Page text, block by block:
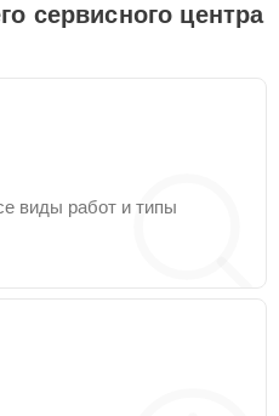
сервисного центра
виды работ и типы